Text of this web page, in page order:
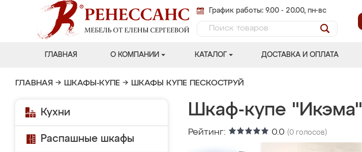
График работы: 9.00 - 20.00, пн-вс
ГЛАВНАЯ О КОМПАНИИ КАТАЛОГ ДОСТАВКА И ОПЛАТА
ГЛАВНАЯ → ШКАФЫ-КУПЕ → ШКАФЫ КУПЕ ПЕСКОСТРУЙ
Кухни
Распашные шкафы
Шкаф-купе "Икэма"
Рейтинг: 0.0 (0 голосов)